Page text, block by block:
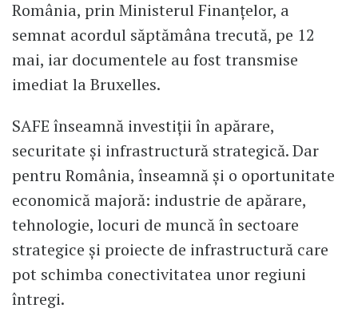
România, prin Ministerul Finanțelor, a
semnat acordul săptămâna trecută, pe 12
mai, iar documentele au fost transmise
imediat la Bruxelles.
SAFE înseamnă investiții în apărare,
securitate și infrastructură strategică. Dar
pentru România, înseamnă și o oportunitate
economică majoră: industrie de apărare,
tehnologie, locuri de muncă în sectoare
strategice și proiecte de infrastructură care
pot schimba conectivitatea unor regiuni
întregi.